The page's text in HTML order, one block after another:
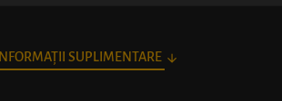
INFORMAȚII SUPLIMENTARE